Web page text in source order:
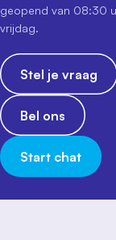
geopend van 08:30
vrijdag.
Stel je vraag
Bel ons
Start chat